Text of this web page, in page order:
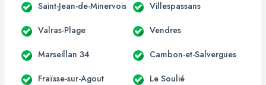
Saint-Jean-de-Minervois Villespassans
Valras-Plage Vendres
Marseillan 34 Cambon-et-Salvergues
Fraïsse-sur-Agout Le Soulié